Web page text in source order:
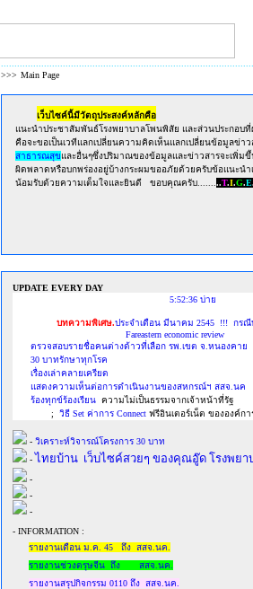
>>> Main Page
เว็บไซค์นี้มีวัตถุประสงค์หลักคือ
แนะนำประชาสัมพันธ์โรงพยาบาลโพนพิสัย และส่วนประกอบ
คือจะขอเป็นเวทีแลกเปลี่ยนความคิดเห็นแลกเปลี่ยนข้อมูลข่า
สาธารณสุขและอื่นๆซึ่งปริมาณของข้อมูลและข่าวสารจะเพิ่มขึ้
ผิดพลาดหรือบกพร่องอยู่บ้างกระผมขออภัยด้วยครับข้อแนะนำ
น้อมรับด้วยความเต็มใจและยินดี ขอบคุณครับ....... ..T.I.G.E
UPDATE EVERY DAY
5:52:36 บ่าย
บทความพิเศษ.ประจำเดือน มีนาคม 2545 !!! กร
Fareastern economic review
ตรวจสอบรายชื่อคนต่างด้าวที่เลือก รพ.เขต จ.หนองคาย
30 บาทรักษาทุกโรค
เรื่องเล่าคลายเครียด
แสดงความเห็นต่อการดำเนินงานของสหกรณ์ฯ สสจ.นค
ร้องทุกข์ร้องเรียนความไม่เป็นธรรมจากเจ้าหน้าที่รัฐ
; วิธี Set ค่าการ Connect ฟรีอินเตอร์เน็ต ขององค์ก
- วิเคราะห์วิจารณ์โครงการ 30 บาท
- ไทยบ้าน เว็บไซค์สวยๆ ของคุณอู๊ด โรงพยา
-
-
-
- INFORMATION :
รายงานเดือน ม.ค. 45 ถึง สสจ.นค.
รายงานช่วงตรุษจีน ถึง สสจ.นค.
รายงานสรุปกิจกรรม 0110 ถึง สสจ.นค.